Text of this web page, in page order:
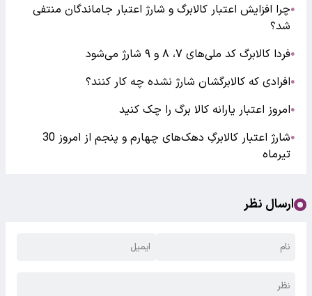
●چرا افزایش اعتبار کالابرگ و شارژ اعتبار جاماندگان منتفی
شد؟
●فردا کالابرگ کد ملی‌های ۷، ۸ و ۹ شارژ می‌شود
●افرادی که کالابرگشان شارژ نشده چه کار کنند؟
●امروز اعتبار یارانه کالا برگ را چک کنید
●
شارژ اعتبار کالابرگِ دهک‌های چهارم و پنجم از امروز 30
تیرماه
ارسال نظر